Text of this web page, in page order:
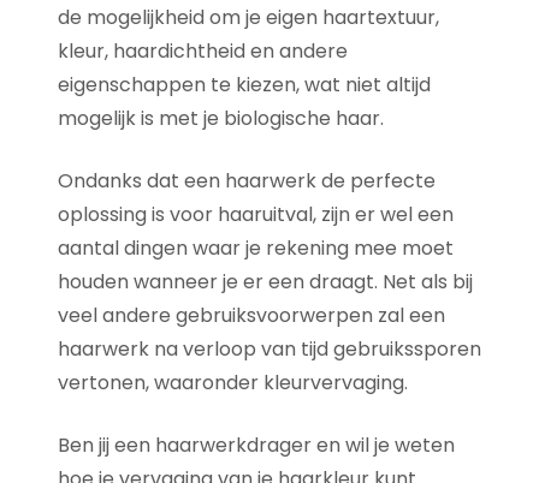
de mogelijkheid om je eigen haartextuur,
kleur, haardichtheid en andere
eigenschappen te kiezen, wat niet altijd
mogelijk is met je biologische haar.
Ondanks dat een haarwerk de perfecte
oplossing is voor haaruitval, zijn er wel een
aantal dingen waar je rekening mee moet
houden wanneer je er een draagt. Net als bij
veel andere gebruiksvoorwerpen zal een
haarwerk na verloop van tijd gebruikssporen
vertonen, waaronder kleurvervaging.
Ben jij een haarwerkdrager en wil je weten